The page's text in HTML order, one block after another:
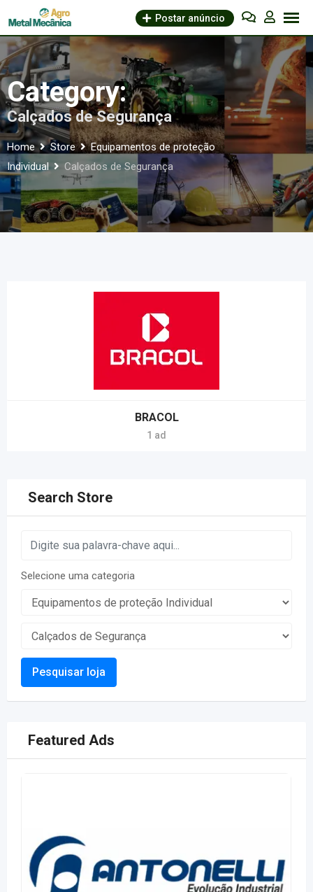
to
content
Postar anúncio
Category:
Calçados de Segurança
Home Store
Equipamentos de proteção
Individual
Calçados de Segurança
BRACOL
1 ad
Search Store
Selecione uma categoria
Pesquisar loja
Featured Ads